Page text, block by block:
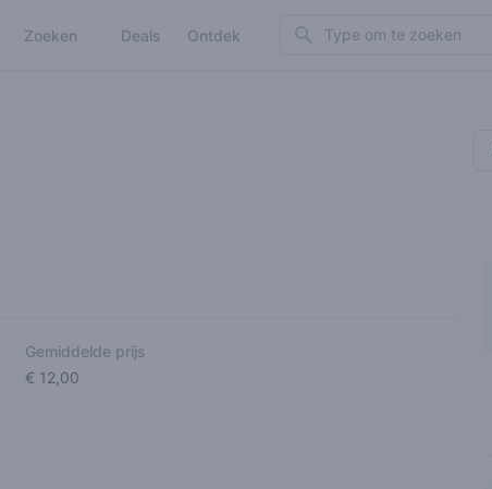
Zoeken Deals Ontdek Search
Gemiddelde prijs
€ 12,00